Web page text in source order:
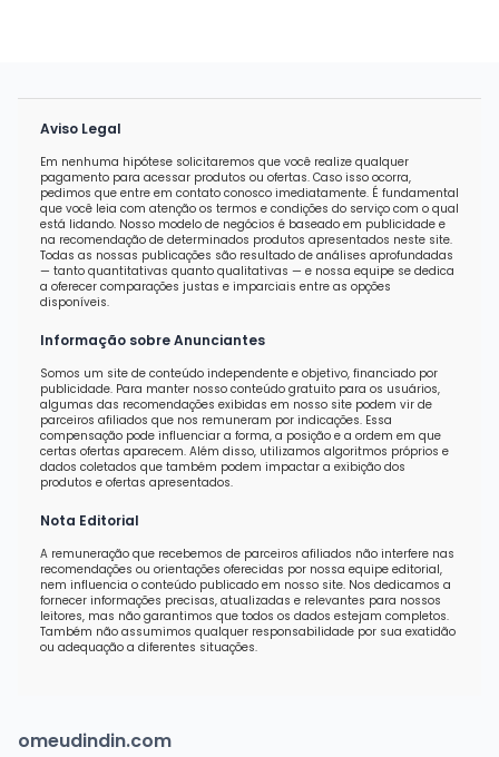
Aviso Legal
Em nenhuma hipótese solicitaremos que você realize qualquer
pagamento para acessar produtos ou ofertas. Caso isso ocorra,
pedimos que entre em contato conosco imediatamente. É fundamental
que você leia com atenção os termos e condições do serviço com o qual
está lidando. Nosso modelo de negócios é baseado em publicidade e
na recomendação de determinados produtos apresentados neste site.
Todas as nossas publicações são resultado de análises aprofundadas
— tanto quantitativas quanto qualitativas — e nossa equipe se dedica
a oferecer comparações justas e imparciais entre as opções
disponíveis.
Informação sobre Anunciantes
Somos um site de conteúdo independente e objetivo, financiado por
publicidade. Para manter nosso conteúdo gratuito para os usuários,
algumas das recomendações exibidas em nosso site podem vir de
parceiros afiliados que nos remuneram por indicações. Essa
compensação pode influenciar a forma, a posição e a ordem em que
certas ofertas aparecem. Além disso, utilizamos algoritmos próprios e
dados coletados que também podem impactar a exibição dos
produtos e ofertas apresentados.
Nota Editorial
A remuneração que recebemos de parceiros afiliados não interfere nas
recomendações ou orientações oferecidas por nossa equipe editorial,
nem influencia o conteúdo publicado em nosso site. Nos dedicamos a
fornecer informações precisas, atualizadas e relevantes para nossos
leitores, mas não garantimos que todos os dados estejam completos.
Também não assumimos qualquer responsabilidade por sua exatidão
ou adequação a diferentes situações.
omeudindin.com